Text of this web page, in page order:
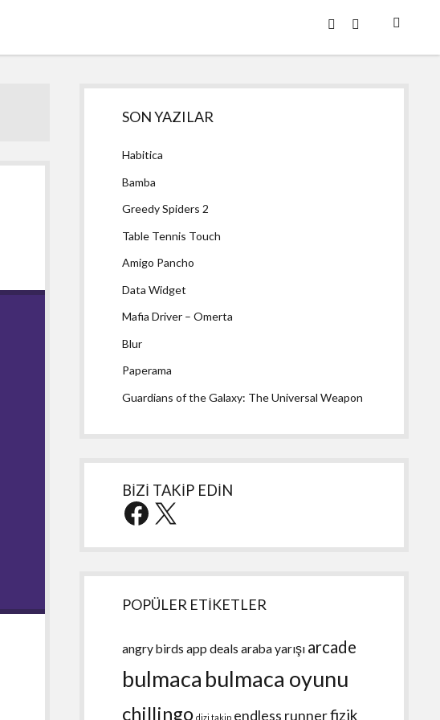
twitterfacebook
Yan
Menü
SON YAZILAR
Habitica
Bamba
Greedy Spiders 2
Table Tennis Touch
Amigo Pancho
Data Widget
Mafia Driver – Omerta
Blur
Paperama
Guardians of the Galaxy: The Universal Weapon
BİZİ TAKİP EDİN
Facebook
X
POPÜLER ETİKETLER
angry birds app deals araba yarışı arcade
bulmaca bulmaca oyunu
chillingo dizi takip endless runnerfizik